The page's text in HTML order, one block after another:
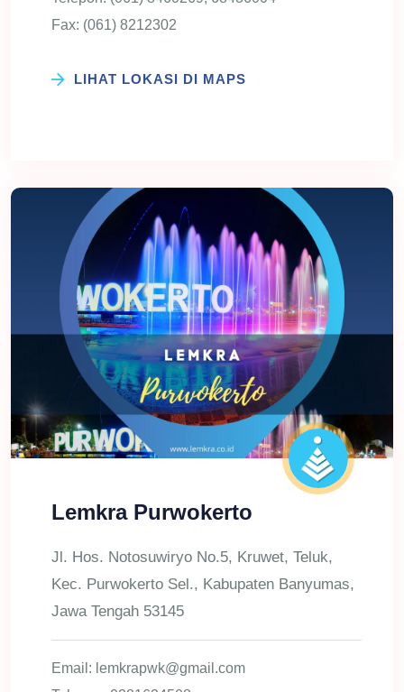
Fax: (061) 8212302
LIHAT LOKASI DI MAPS
Lemkra Purwokerto
Jl. Hos. Notosuwiryo No.5, Kruwet, Teluk,
Kec. Purwokerto Sel., Kabupaten Banyumas,
Jawa Tengah 53145
Email: lemkrapwk@gmail.com